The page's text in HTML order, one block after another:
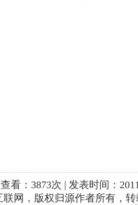
看： 3873次 | 发表时间：
网，版权归源作者所有，